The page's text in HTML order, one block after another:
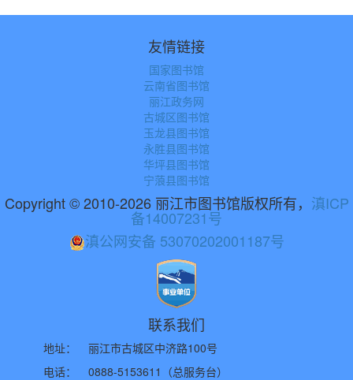
友情链接
国家图书馆
云南省图书馆
丽江政务网
古城区图书馆
玉龙县图书馆
永胜县图书馆
华坪县图书馆
宁蒗县图书馆
Copyright © 2010-2026 丽江市图书馆版权所有， 滇ICP
备14007231号
滇公网安备 53070202001187号
联系我们
地址：
丽江市古城区中济路100号
电话：
0888-5153611（总服务台）